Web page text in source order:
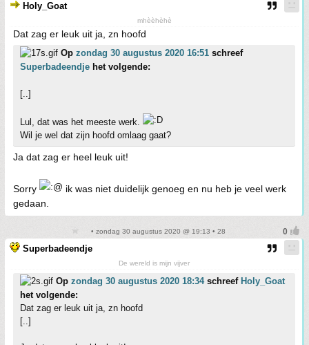
Holy_Goat
mhèèhèhè
Dat zag er leuk uit ja, zn hoofd
Op zondag 30 augustus 2020 16:51 schreef
Superbadeendje het volgende:
[..]
Lul, dat was het meeste werk.
Wil je wel dat zijn hoofd omlaag gaat?
Ja dat zag er heel leuk uit!
Sorry
ik was niet duidelijk genoeg en nu heb je veel werk
gedaan.
• zondag 30 augustus 2020 @ 19:13 • 28
Superbadeendje
De wereld is mijn vijver
Op zondag 30 augustus 2020 18:34schreef Holy_Goat
het volgende:
Dat zag er leuk uit ja, zn hoofd
[..]